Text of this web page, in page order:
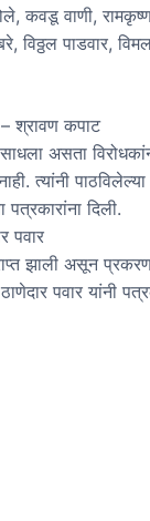
कवडू वाणी,
विठ्ठल पाडवार,
श्रावण कपाट
असता
त्यांनी
दिली.
पवार
झाली असून
पवार यांनी